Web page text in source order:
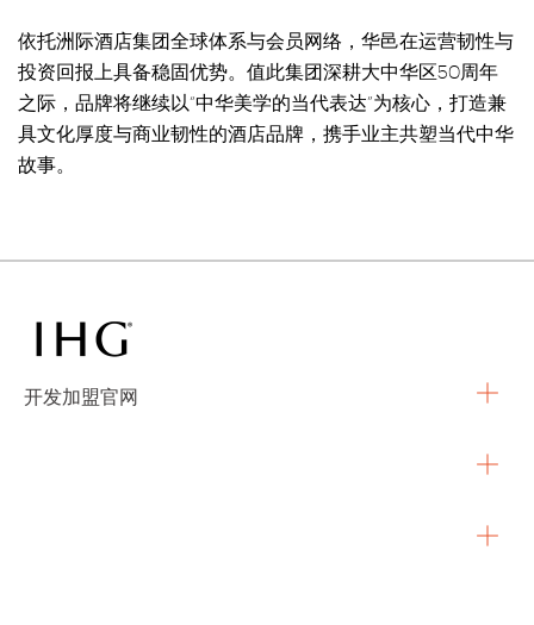
依托洲际酒店集团全球体系与会员网络，华邑在运营韧性与
投资回报上具备稳固优势。值此集团深耕大中华区50周年
之际，品牌将继续以“中华美学的当代表达”为核心，打造兼
具文化厚度与商业韧性的酒店品牌，携手业主共塑当代中华
故事。
开发加盟官网